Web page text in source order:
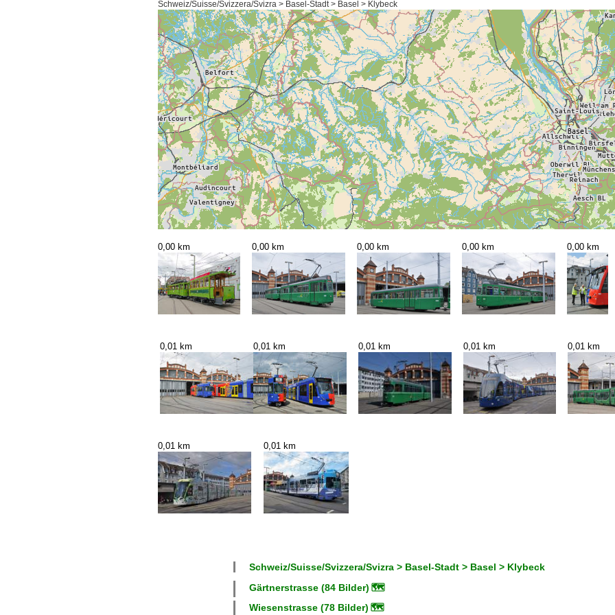
Schweiz/Suisse/Svizzera/Svizra > Basel-Stadt > Basel > Klybeck
0,00 km 0,00 km 0,00 km 0,00 km 0,00 km
0,01 km 0,01 km 0,01 km 0,01 km 0,01 km
0,01 km 0,01 km
Schweiz/Suisse/Svizzera/Svizra > Basel-Stadt > Basel > Klybeck
Gärtnerstrasse (84 Bilder) 🗺
Wiesenstrasse (78 Bilder) 🗺